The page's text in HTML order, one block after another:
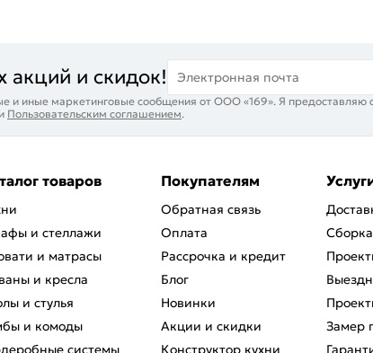
акций и скидок! Электронная почта
и иные маркетинговые сообщения от ООО «169». Я предоставляю
и Пользовательским соглашением.
товаров
и стеллажи
и матрасы
и кресла
и стулья
и комоды
Покупателям
Обратная связь
Оплата
Рассрочка и кредит
Блог
Новинки
Акции и скидки
Сборка
Замер